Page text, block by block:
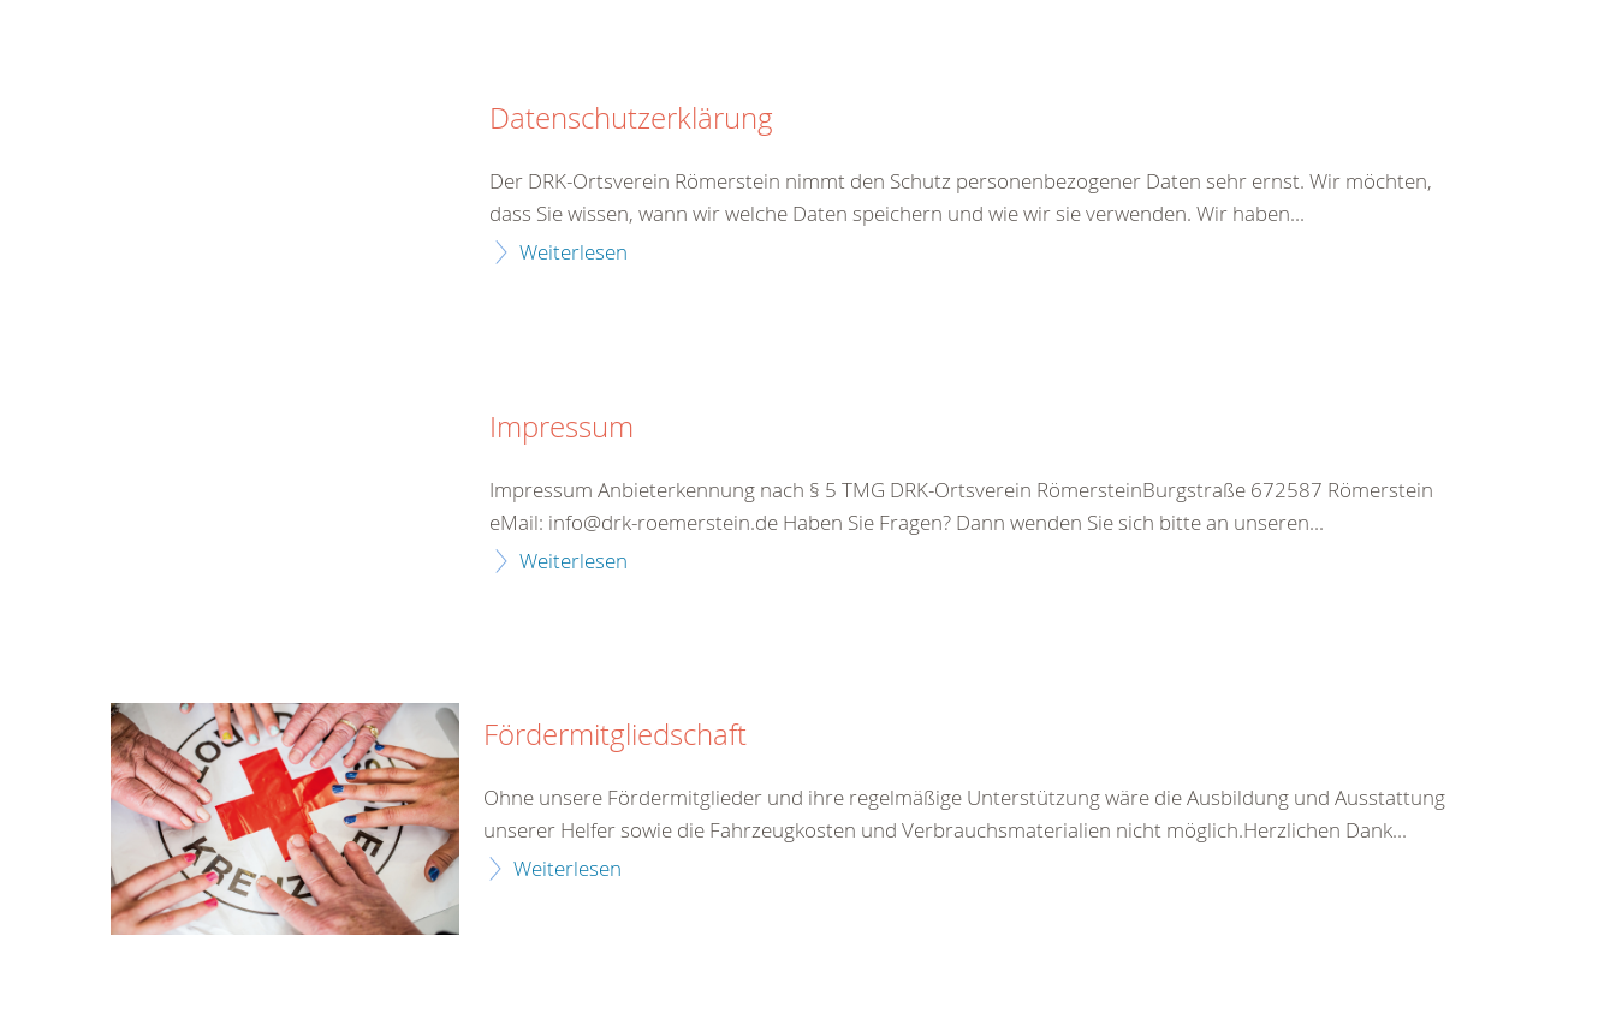
Datenschutzerklärung
Der DRK-Ortsverein Römerstein nimmt den Schutz personenbezogener Daten sehr ernst. Wir möchten,
dass Sie wissen, wann wir welche Daten speichern und wie wir sie verwenden. Wir haben...
Weiterlesen
Impressum
Impressum Anbieterkennung nach § 5 TMG DRK-Ortsverein RömersteinBurgstraße 672587 Römerstein
eMail: info@drk-roemerstein.de Haben Sie Fragen? Dann wenden Sie sich bitte an unseren...
Weiterlesen
Fördermitgliedschaft
Ohne unsere Fördermitglieder und ihre regelmäßige Unterstützung wäre die Ausbildung und Ausstattung
unserer Helfer sowie die Fahrzeugkosten und Verbrauchsmaterialien nicht möglich.Herzlichen Dank...
Weiterlesen